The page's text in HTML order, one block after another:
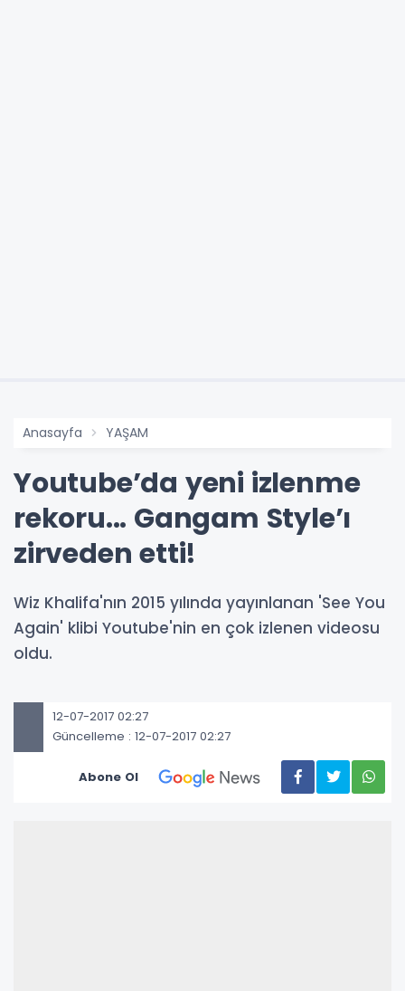
Anasayfa YAŞAM
Youtube’da yeni izlenme
rekoru... Gangam Style’ı
zirveden etti!
Wiz Khalifa'nın 2015 yılında yayınlanan 'See You
Again' klibi Youtube'nin en çok izlenen videosu
oldu.
12-07-2017 02:27
Güncelleme : 12-07-2017 02:27
Abone Ol